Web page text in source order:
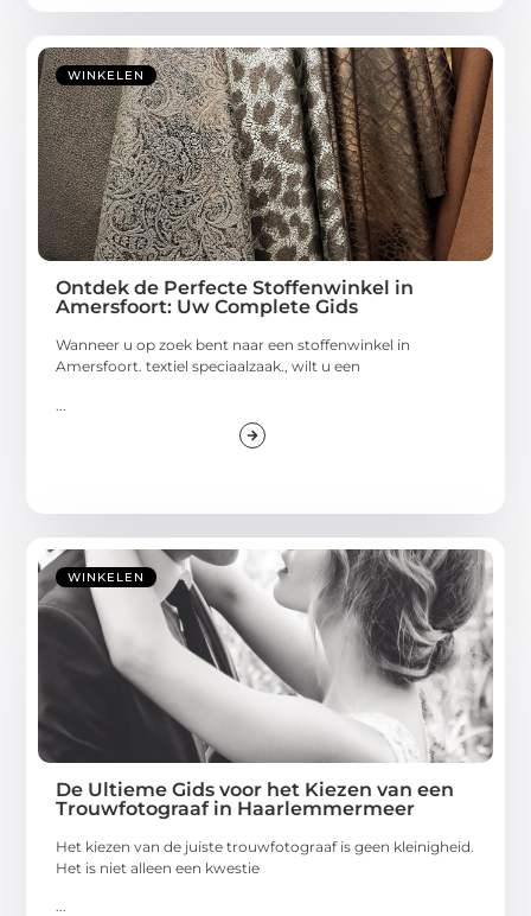
WINKELEN
Ontdek de Perfecte Stoffenwinkel in
Amersfoort: Uw Complete Gids
Wanneer u op zoek bent naar een stoffenwinkel in
Amersfoort. textiel speciaalzaak., wilt u een
WINKELEN
De Ultieme Gids voor het Kiezen van een
Trouwfotograaf in Haarlemmermeer
Het kiezen van de juiste trouwfotograaf is geen kleinigheid.
Het is niet alleen een kwestie